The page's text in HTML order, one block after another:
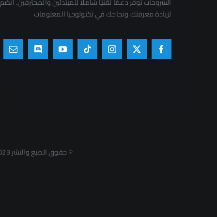
لزيادة معرفتك ونجاحك في تكنولوجيا المعلومات
© حقوق الطبع والنشر 2023 - 2026 | مدونة مقالي - Mqally | جميع الحقوق محفوظة | تم التطوير والإدارة بواسطة